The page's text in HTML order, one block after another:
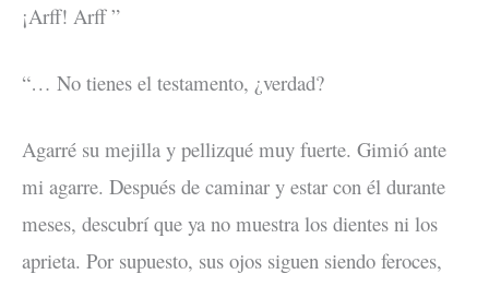
¡Arff! Arff ”
“… No tienes el testamento, ¿verdad?
Agarré su mejilla y pellizqué muy fuerte. Gimió ante
mi agarre. Después de caminar y estar con él durante
meses, descubrí que ya no muestra los dientes ni los
aprieta. Por supuesto, sus ojos siguen siendo feroces,